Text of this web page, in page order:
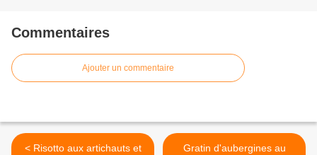
Commentaires
Ajouter un commentaire
< Risotto aux artichauts et
Gratin d'aubergines au